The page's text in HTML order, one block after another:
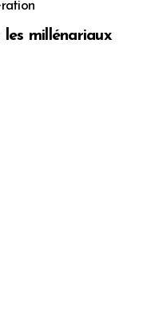
millénariaux